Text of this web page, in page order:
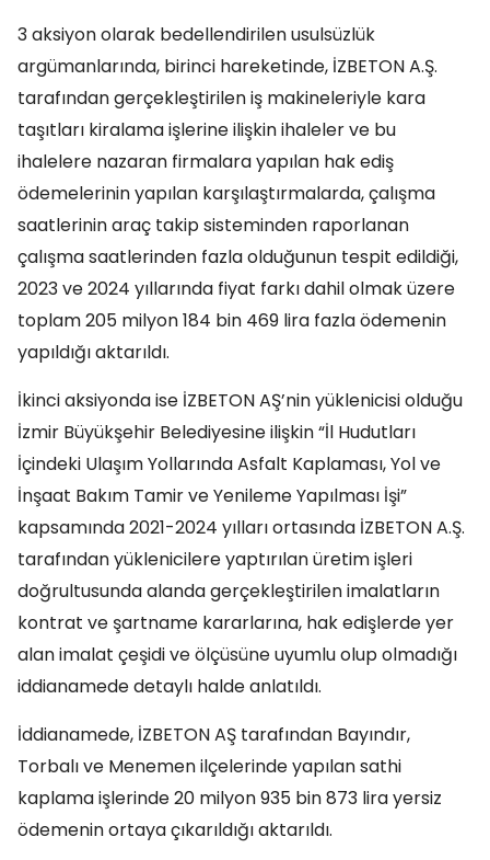
3 aksiyon olarak bedellendirilen usulsüzlük
argümanlarında, birinci hareketinde, İZBETON A.Ş.
tarafından gerçekleştirilen iş makineleriyle kara
taşıtları kiralama işlerine ilişkin ihaleler ve bu
ihalelere nazaran firmalara yapılan hak ediş
ödemelerinin yapılan karşılaştırmalarda, çalışma
saatlerinin araç takip sisteminden raporlanan
çalışma saatlerinden fazla olduğunun tespit edildiği,
2023 ve 2024 yıllarında fiyat farkı dahil olmak üzere
toplam 205 milyon 184 bin 469 lira fazla ödemenin
yapıldığı aktarıldı.
İkinci aksiyonda ise İZBETON AŞ’nin yüklenicisi olduğu
İzmir Büyükşehir Belediyesine ilişkin “İl Hudutları
İçindeki Ulaşım Yollarında Asfalt Kaplaması, Yol ve
İnşaat Bakım Tamir ve Yenileme Yapılması İşi”
kapsamında 2021-2024 yılları ortasında İZBETON A.Ş.
tarafından yüklenicilere yaptırılan üretim işleri
doğrultusunda alanda gerçekleştirilen imalatların
kontrat ve şartname kararlarına, hak edişlerde yer
alan imalat çeşidi ve ölçüsüne uyumlu olup olmadığı
iddianamede detaylı halde anlatıldı.
İddianamede, İZBETON AŞ tarafından Bayındır,
Torbalı ve Menemen ilçelerinde yapılan sathi
kaplama işlerinde 20 milyon 935 bin 873 lira yersiz
ödemenin ortaya çıkarıldığı aktarıldı.